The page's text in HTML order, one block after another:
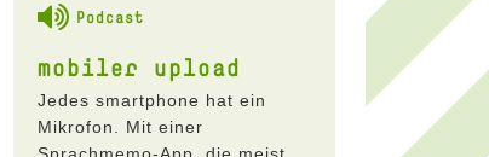
Podcast
mobiler upload
Jedes smartphone hat ein
Mikrofon. Mit einer